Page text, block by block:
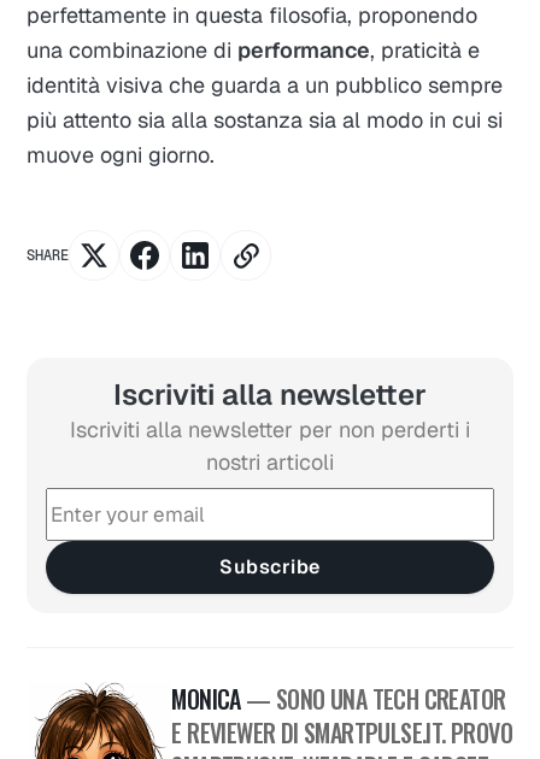
perfettamente in questa filosofia, proponendo
una combinazione di performance, praticità e
identità visiva che guarda a un pubblico sempre
più attento sia alla sostanza sia al modo in cui si
muove ogni giorno.
SHARE
Iscriviti alla newsletter
Iscriviti alla newsletter per non perderti i
nostri articoli
Subscribe
MONICA— SONO UNA TECH CREATOR
E REVIEWER DI SMARTPULSE.IT. PROVO